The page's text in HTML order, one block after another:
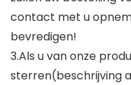
contact met u
bevredigen!
3.Als u van onze
sterren(beschrijving